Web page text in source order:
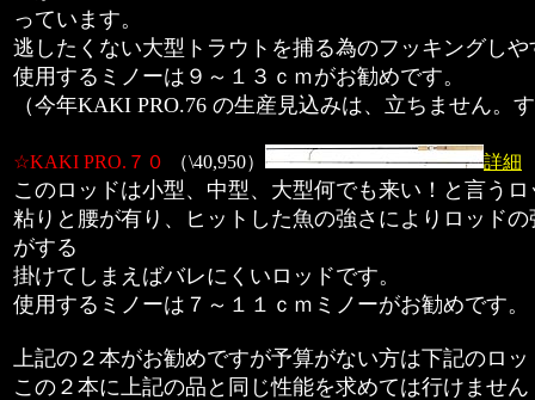
っています。
逃したくない大型トラウトを捕る為のフッキングし
使用するミノーは９～１３ｃｍがお勧めです。
（今年KAKI PRO.76 の生産見込みは、立ちません。
☆KAKI PRO.７０ （\40,950） 詳細
このロッドは小型、中型、大型何でも来い！と言う
粘りと腰が有り、ヒットした魚の強さによりロッド
がする
掛けてしまえばバレにくいロッドです。
使用するミノーは７～１１ｃｍミノーがお勧めです。
上記の２本がお勧めですが予算がない方は下記のロ
この２本に上記の品と同じ性能を求めては行けません